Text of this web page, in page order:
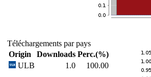
Téléchargements par pays
Origin
Downloads Perc.(%)
ULB
1.0 100.00